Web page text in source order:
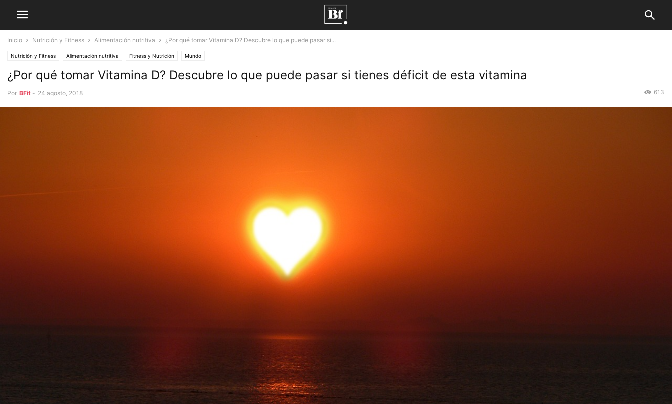
Inicio Nutrición y Fitness Alimentación nutritiva ¿Por qué tomar Vitamina D? Descubre lo que puede pasar si...
Nutrición y Fitness Alimentación nutritiva Fitness y Nutrición Mundo
¿Por qué tomar Vitamina D? Descubre lo que puede pasar si tienes déficit de esta vitamina
Por BFit - 24 agosto, 2018 613